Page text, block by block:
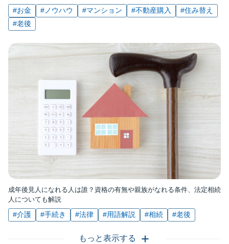
#お金 #ノウハウ #マンション #不動産購入
#住み替え
#老後
成年後見人になれる人は誰？資格の有無や親族がなれる条件、法定相続
人についても解説
#介護 #手続き #法律 #用語解説 #相続 #老後
もっと表示する